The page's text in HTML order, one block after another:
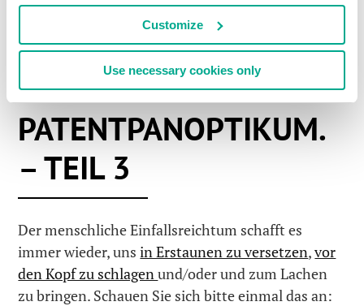
Customize
Use necessary cookies only
6 MRZ 2017
DARWINS
PATENTPANOPTIKUM.
– TEIL 3
Der menschliche Einfallsreichtum schafft es
immer wieder, unsin Erstaunen zu versetzen,vor
den Kopf zu schlagenund/oder und zum Lachen
zu bringen. Schauen Sie sich bitte einmal das an: